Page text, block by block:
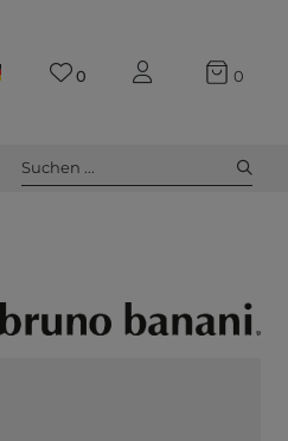
0 0
Suchen ...